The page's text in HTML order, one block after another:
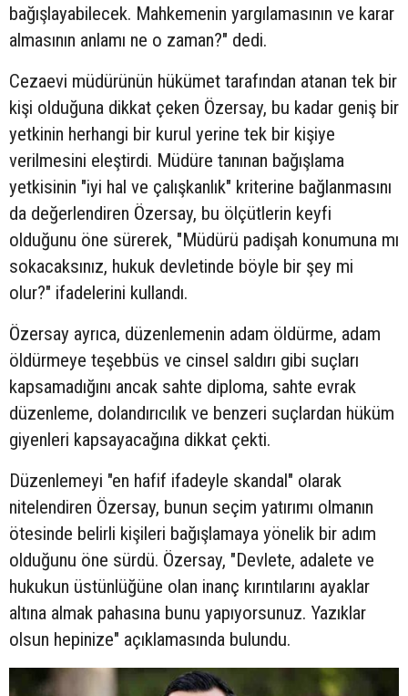
bağışlayabilecek. Mahkemenin yargılamasının ve karar
almasının anlamı ne o zaman?" dedi.
Cezaevi müdürünün hükümet tarafından atanan tek bir
kişi olduğuna dikkat çeken Özersay, bu kadar geniş bir
yetkinin herhangi bir kurul yerine tek bir kişiye
verilmesini eleştirdi. Müdüre tanınan bağışlama
yetkisinin "iyi hal ve çalışkanlık" kriterine bağlanmasını
da değerlendiren Özersay, bu ölçütlerin keyfi
olduğunu öne sürerek, "Müdürü padişah konumuna mı
sokacaksınız, hukuk devletinde böyle bir şey mi
olur?" ifadelerini kullandı.
Özersay ayrıca, düzenlemenin adam öldürme, adam
öldürmeye teşebbüs ve cinsel saldırı gibi suçları
kapsamadığını ancak sahte diploma, sahte evrak
düzenleme, dolandırıcılık ve benzeri suçlardan hüküm
giyenleri kapsayacağına dikkat çekti.
Düzenlemeyi "en hafif ifadeyle skandal" olarak
nitelendiren Özersay, bunun seçim yatırımı olmanın
ötesinde belirli kişileri bağışlamaya yönelik bir adım
olduğunu öne sürdü. Özersay, "Devlete, adalete ve
hukukun üstünlüğüne olan inanç kırıntılarını ayaklar
altına almak pahasına bunu yapıyorsunuz. Yazıklar
olsun hepinize" açıklamasında bulundu.